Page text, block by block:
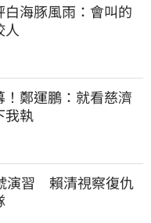
白海豚風雨：會叫的
人
！鄭運鵬：就看慈濟
我執
演習　賴清視察復仇